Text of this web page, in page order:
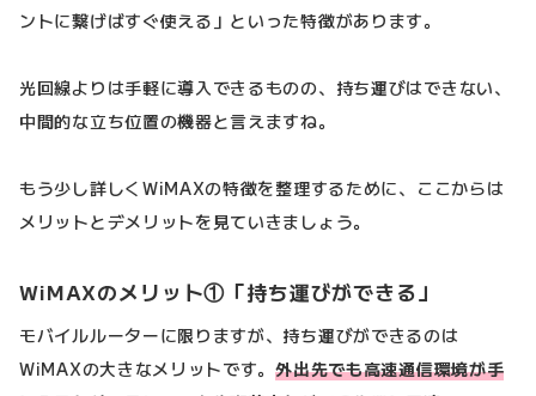
ントに繋げばすぐ使える」といった特徴があります。
光回線よりは手軽に導入できるものの、持ち運びはできない、
中間的な立ち位置の機器と言えますね。
もう少し詳しくWiMAXの特徴を整理するために、ここからは
メリットとデメリットを見ていきましょう。
WiMAXのメリット①「持ち運びができる」
モバイルルーターに限りますが、持ち運びができるのは
WiMAXの大きなメリットです。外出先でも高速通信環境が手